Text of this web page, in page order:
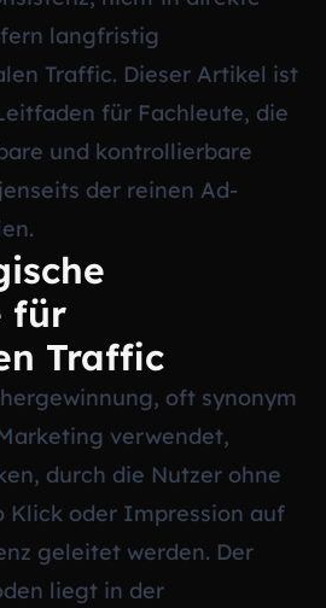
langfristig
Traffic. Dieser Artikel ist
für Fachleute, die
und kontrollierbare
der reinen Ad-
für
Traffic
oft synonym
verwendet,
durch die Nutzer ohne
Klick oder Impression auf
geleitet werden. Der
liegt in der